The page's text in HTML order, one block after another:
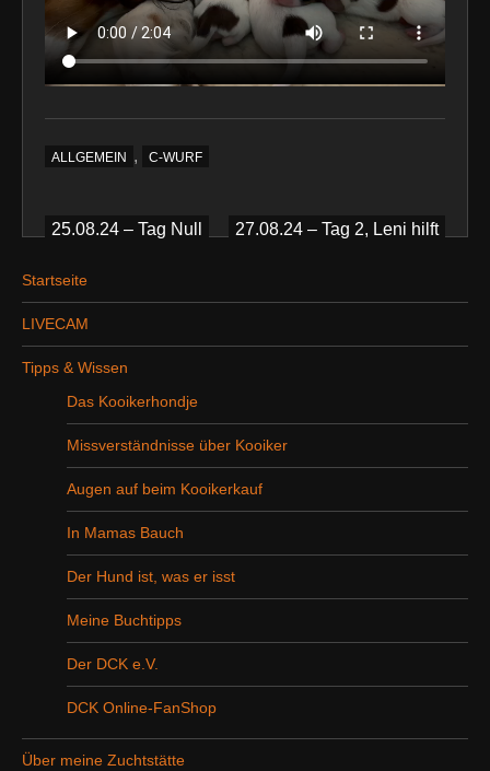
ALLGEMEIN , C-WURF
Beitragsnavigation
25.08.24 – Tag Null 27.08.24 – Tag 2, Leni hilft
Startseite
LIVECAM
Tipps & Wissen
Das Kooikerhondje
Missverständnisse über Kooiker
Augen auf beim Kooikerkauf
In Mamas Bauch
Der Hund ist, was er isst
Meine Buchtipps
Der DCK e.V.
DCK Online-FanShop
Über meine Zuchtstätte